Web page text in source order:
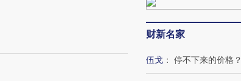
财新名家
伍戈 ： 停不下来的价格？